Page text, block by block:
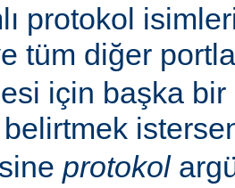
protokol
tüm diğer
için başka
protokol